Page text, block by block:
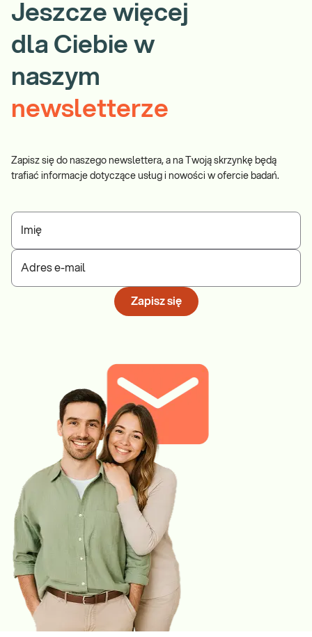
Jeszcze więcej
dla Ciebie w
naszym
newsletterze
Zapisz się do naszego newslettera, a na Twoją skrzynkę będą
trafiać informacje dotyczące usług i nowości w ofercie badań.
Imię
Adres e-mail
Zapisz się